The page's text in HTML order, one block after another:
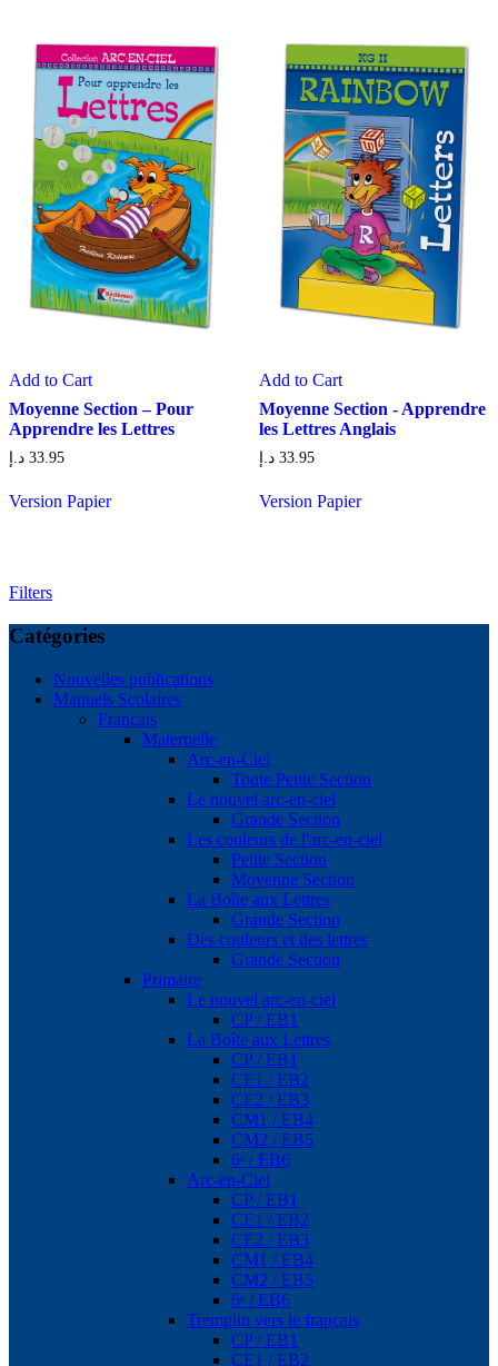
Add to Cart
Moyenne Section – Pour
Apprendre les Lettres
33.95 د.إ
Version Papier
Add to Cart
Moyenne Section - Apprendre
les Lettres Anglais
33.95 د.إ
Version Papier
Filters
Catégories
Nouvelles publications
Manuels Scolaires
Français
Maternelle
Arc-en-Ciel
Toute Petite Section
Le nouvel arc-en-ciel
Grande Section
Les couleurs de l'arc-en-ciel
Petite Section
Moyenne Section
La Boîte aux Lettres
Grande Section
Des couleurs et des lettres
Grande Section
Primaire
Le nouvel arc-en-ciel
CP / EB1
La Boîte aux Lettres
CP / EB1
CE1 / EB2
CE2 / EB3
CM1 / EB4
CM2 / EB5
6ᵉ / EB6
Arc-en-Ciel
CP / EB1
CE1 / EB2
CE2 / EB3
CM1 / EB4
CM2 / EB5
6ᵉ / EB6
Tremplin vers le français
CP / EB1
CE1 / EB2